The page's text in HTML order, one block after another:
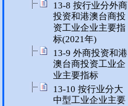
13-8 按行业分外商
投资和港澳台商投
资工业企业主要指
标(2021年)
13-9 外商投资和港
澳台商投资工业企
业主要指标
13-10 按行业分大
中型工业企业主要